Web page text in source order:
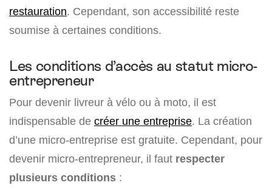
restauration. Cependant, son accessibilité reste
soumise à certaines conditions.
Les conditions d’accès au statut micro-
entrepreneur
Pour devenir livreur à vélo ou à moto, il est
indispensable de créer une entreprise. La création
d’une micro-entreprise est gratuite. Cependant, pour
devenir micro-entrepreneur, il faut respecter
plusieurs conditions :